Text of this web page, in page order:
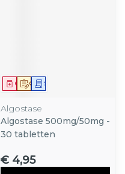
Op voorschrift
GeneesmiddelSchriftelijke aanvraag
Algostase
Algostase 500mg/50mg -
30 tabletten
€ 4,95